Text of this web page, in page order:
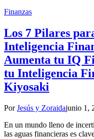
Finanzas
Los 7 Pilares
Inteligencia
Aumenta tu IQ
tu Inteligencia
Kiyosaki
Por Jesús y Zoraidajunio 1,
En un mundo lleno de
las aguas financieras es